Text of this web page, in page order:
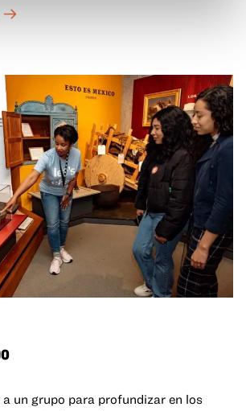
de 6 $.
un grupo para profundizar en los